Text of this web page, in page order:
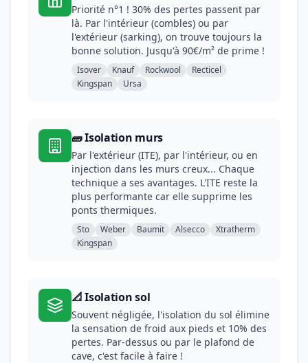
Priorité n°1 ! 30% des pertes passent par
là. Par l'intérieur (combles) ou par
l'extérieur (sarking), on trouve toujours la
bonne solution. Jusqu'à 90€/m² de prime !
Isover Knauf Rockwool
Recticel
Kingspan
Ursa
🧱 Isolation murs
Par l'extérieur (ITE), par l'intérieur, ou en
injection dans les murs creux... Chaque
technique a ses avantages. L'ITE reste la
plus performante car elle supprime les
ponts thermiques.
Sto Weber Baumit Alsecco
Xtratherm
Kingspan
📐 Isolation sol
Souvent négligée, l'isolation du sol élimine
la sensation de froid aux pieds et 10% des
pertes. Par-dessus ou par le plafond de
cave, c'est facile à faire !